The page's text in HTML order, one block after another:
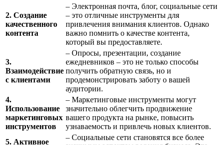
2. Создание
качественного
контента
– Электронная почта, блог, социальные сети
– это отличные инструменты для
привлечения внимания клиентов. Однако
важно помнить о качестве контента,
который вы предоставляете.
3.
Взаимодействие
с клиентами
– Опросы, презентации, создание
ежедневников – это не только способы
получить обратную связь, но и
продемонстрировать заботу о вашей
аудитории.
4.
Использование
маркетинговых
инструментов
– Маркетинговые инструменты могут
значительно облегчить продвижение
вашего продукта на рынке, повысить
узнаваемость и привлечь новых клиентов.
5. Активное
– Социальные сети становятся все более